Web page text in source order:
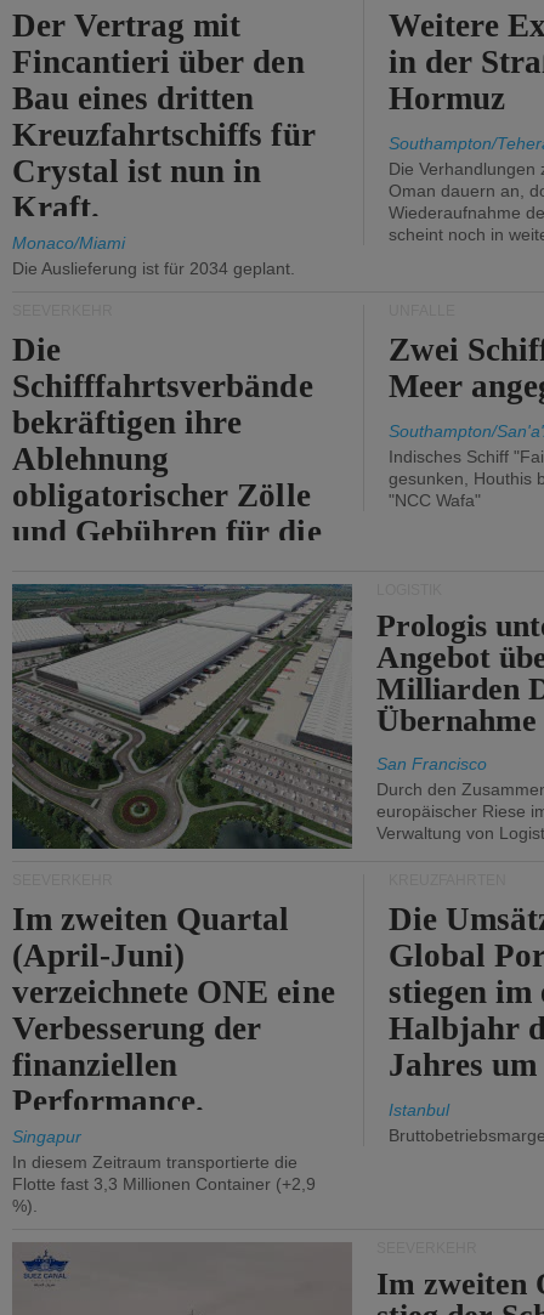
Der Vertrag mit
Fincantieri über den
Bau eines dritten
Kreuzfahrtschiffs für
Crystal ist nun in
Kraft.
Monaco/Miami
Die Auslieferung ist für 2034 geplant.
Weitere
in der
Hormuz
Southampton/
Die Verhandlungen
Oman dauern an,
Wiederaufnahme
scheint noch in
Die
Schifffahrtsverbände
bekräftigen ihre
Ablehnung
obligatorischer Zölle
und Gebühren für die
von Hormuz.
Zwei
Meer
Southampton/
Indisches Schiff
gesunken, Houthis
"NCC Wafa"
Prologis
Angebot
Milliarden
Übernahme
San Francisco
Durch den
europäischer Riese
Verwaltung von
Im zweiten Quartal
(April-Juni)
verzeichnete ONE eine
Verbesserung der
finanziellen
Performance.
Singapur
In diesem Zeitraum transportierte die
Flotte fast 3,3 Millionen Container (+2,9
%).
Die
Global
stiegen im
Halbjahr
Jahres
Istanbul
Im zweiten